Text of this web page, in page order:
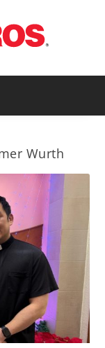
Wurth